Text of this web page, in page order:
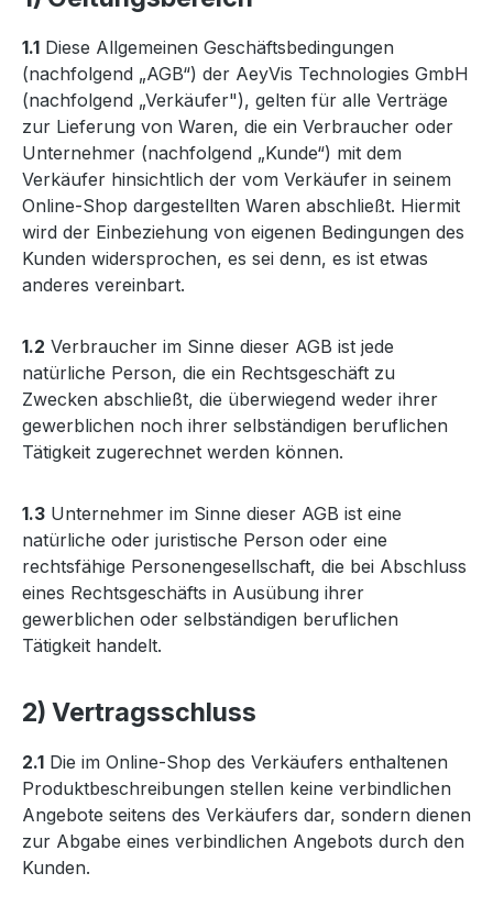
1.1 Diese Allgemeinen Geschäftsbedingungen
(nachfolgend „AGB“) der AeyVis Technologies GmbH
(nachfolgend „Verkäufer"), gelten für alle Verträge
zur Lieferung von Waren, die ein Verbraucher oder
Unternehmer (nachfolgend „Kunde“) mit dem
Verkäufer hinsichtlich der vom Verkäufer in seinem
Online-Shop dargestellten Waren abschließt. Hiermit
wird der Einbeziehung von eigenen Bedingungen des
Kunden widersprochen, es sei denn, es ist etwas
anderes vereinbart.
1.2 Verbraucher im Sinne dieser AGB ist jede
natürliche Person, die ein Rechtsgeschäft zu
Zwecken abschließt, die überwiegend weder ihrer
gewerblichen noch ihrer selbständigen beruflichen
Tätigkeit zugerechnet werden können.
1.3 Unternehmer im Sinne dieser AGB ist eine
natürliche oder juristische Person oder eine
rechtsfähige Personengesellschaft, die bei Abschluss
eines Rechtsgeschäfts in Ausübung ihrer
gewerblichen oder selbständigen beruflichen
Tätigkeit handelt.
2) Vertragsschluss
2.1 Die im Online-Shop des Verkäufers enthaltenen
Produktbeschreibungen stellen keine verbindlichen
Angebote seitens des Verkäufers dar, sondern dienen
zur Abgabe eines verbindlichen Angebots durch den
Kunden.